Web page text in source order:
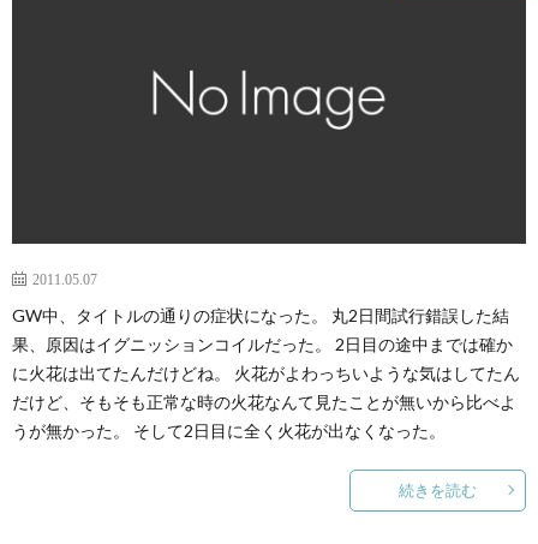
2011.05.07
GW中、タイトルの通りの症状になった。 丸2日間試行錯誤した結
果、原因はイグニッションコイルだった。 2日目の途中までは確か
に火花は出てたんだけどね。 火花がよわっちいような気はしてたん
だけど、そもそも正常な時の火花なんて見たことが無いから比べよ
うが無かった。 そして2日目に全く火花が出なくなった。
続きを読む